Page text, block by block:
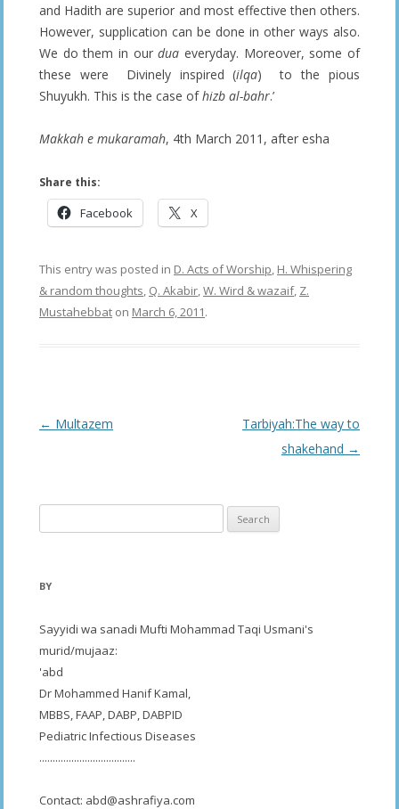
and Hadith are superior and most effective then others.
However, supplication can be done in other ways also.
We do them in ourdua everyday. Moreover, some of
these were Divinely inspired (ilqa) to the pious
Shuyukh. This is the case ofhizb al-bahr.’
Makkah e mukaramah, 4th March 2011, after esha
Share this:
Facebook X
This entry was posted in D. Acts of Worship, H. Whispering
& random thoughts, Q. Akabir,W. Wird & wazaif, Z.
Mustahebbat on March 6, 2011.
Post
← Multazem
Tarbiyah:The way to
shakehand →
for:
BY
Sayyidi wa sanadi Mufti Mohammad Taqi Usmani's
murid/mujaaz:
'abd
Dr Mohammed Hanif Kamal,
MBBS, FAAP, DABP, DABPID
Pediatric Infectious Diseases
....................................
Contact: abd@ashrafiya.com